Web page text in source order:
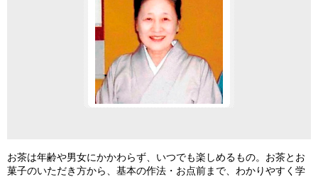
お茶は年齢や男女にかかわらず、いつでも楽しめるもの。お茶とお
菓子のいただき方から、基本の作法・お点前まで、わかりやすく学